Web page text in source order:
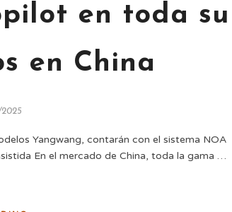
en toda su
en China
Yangwang, contarán con el sistema NOA
En el mercado de China, toda la gama …